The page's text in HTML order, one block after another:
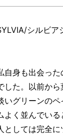
シルビア
自身も出会っ
した。以前か
いグリーンの
よく並んでい
としては完全